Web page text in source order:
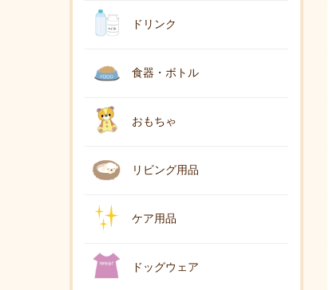
ドリンク
食器・ボトル
おもちゃ
リビング用品
ケア用品
ドッグウェア